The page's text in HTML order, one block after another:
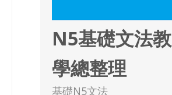
N5基礎文法教
學總整理
基礎N5文法